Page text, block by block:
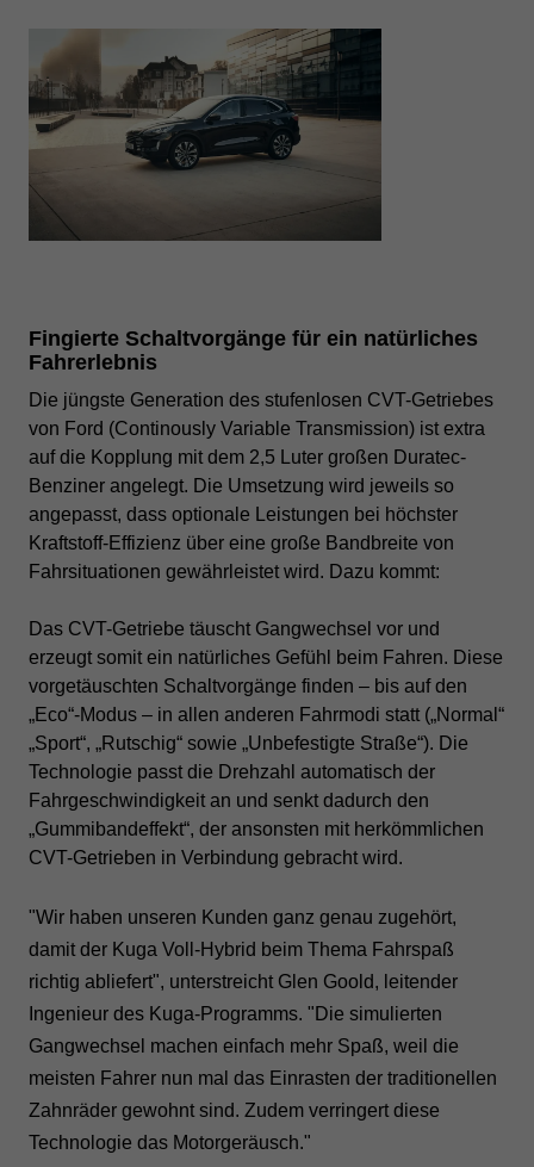
Fingierte Schaltvorgänge für ein natürliches
Fahrerlebnis
Die jüngste Generation des stufenlosen CVT-Getriebes
von Ford (Continously Variable Transmission) ist extra
auf die Kopplung mit dem 2,5 Luter großen Duratec-
Benziner angelegt. Die Umsetzung wird jeweils so
angepasst, dass optionale Leistungen bei höchster
Kraftstoff-Effizienz über eine große Bandbreite von
Fahrsituationen gewährleistet wird. Dazu kommt:
Das CVT-Getriebe täuscht Gangwechsel vor und
erzeugt somit ein natürliches Gefühl beim Fahren. Diese
vorgetäuschten Schaltvorgänge finden – bis auf den
„Eco“-Modus – in allen anderen Fahrmodi statt („Normal“
„Sport“, „Rutschig“ sowie „Unbefestigte Straße“). Die
Technologie passt die Drehzahl automatisch der
Fahrgeschwindigkeit an und senkt dadurch den
„Gummibandeffekt“, der ansonsten mit herkömmlichen
CVT-Getrieben in Verbindung gebracht wird.
"Wir haben unseren Kunden ganz genau zugehört,
damit der Kuga Voll-Hybrid beim Thema Fahrspaß
richtig abliefert", unterstreicht Glen Goold, leitender
Ingenieur des Kuga-Programms. "Die simulierten
Gangwechsel machen einfach mehr Spaß, weil die
meisten Fahrer nun mal das Einrasten der traditionellen
Zahnräder gewohnt sind. Zudem verringert diese
Technologie das Motorgeräusch."